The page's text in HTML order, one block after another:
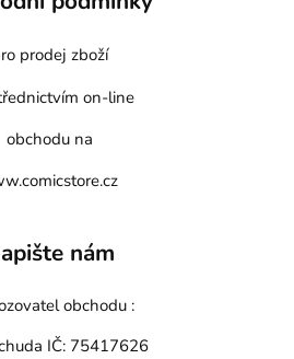
prodej zboží
on-line
obchodu na
nám
obchodu :
IČ: 75417626